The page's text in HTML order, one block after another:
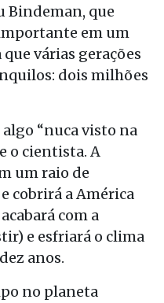
Bindeman, que
em um
várias gerações
dois milhões
“nuca visto na
o cientista. A
um raio de
cobrirá a América
com a
e esfriará o clima
anos.
no planeta